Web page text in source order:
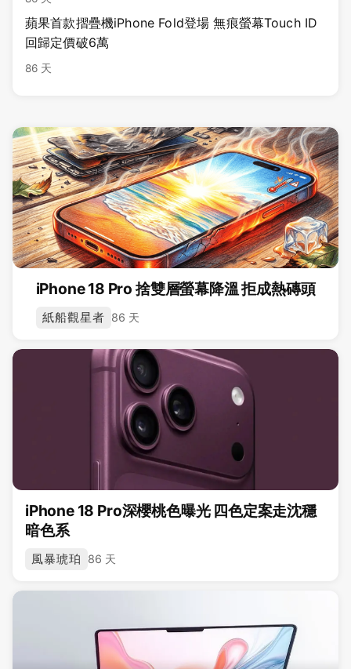
蘋果首款摺疊機iPhone Fold登場 無痕螢幕Touch ID
回歸定價破6萬
86 天
iPhone 18 Pro 捨雙層螢幕降溫 拒成熱磚頭
紙船觀星者 86 天
iPhone 18 Pro深櫻桃色曝光 四色定案走沈穩
暗色系
風暴琥珀 86 天